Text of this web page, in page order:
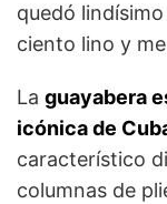
quedó
ciento lino y
La guayabera
icónica de
característico
columnas de